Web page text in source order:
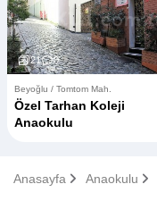
21 0
Beyoğlu / Tomtom Mah.
Özel Tarhan Koleji
Anaokulu
Anasayfa Anaokulu